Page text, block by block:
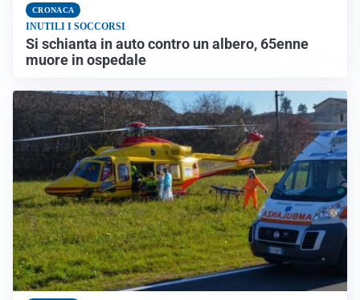
CRONACA
INUTILI I SOCCORSI
Si schianta in auto contro un albero, 65enne
muore in ospedale